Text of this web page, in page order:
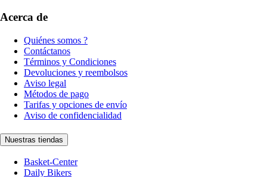
Acerca de
Quiénes somos ?
Contáctanos
Términos y Condiciones
Devoluciones y reembolsos
Aviso legal
Métodos de pago
Tarifas y opciones de envío
Aviso de confidencialidad
Nuestras tiendas
Basket-Center
Daily Bikers